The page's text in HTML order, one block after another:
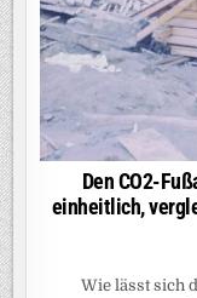
Den CO2-
einheitlich,
Wie lässt sich